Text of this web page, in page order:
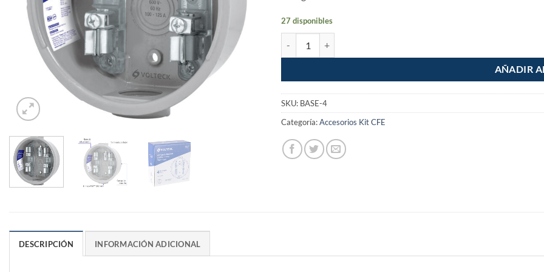
27 disponibles
AÑADIR
SKU: BASE-4
Categoría:Accesorios Kit CFE
DESCRIPCIÓN INFORMACIÓN ADICIONAL